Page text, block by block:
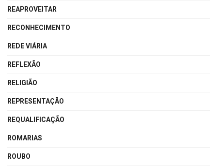
REAPROVEITAR
RECONHECIMENTO
REDE VIÁRIA
REFLEXÃO
RELIGIÃO
REPRESENTAÇÃO
REQUALIFICAÇÃO
ROMARIAS
ROUBO